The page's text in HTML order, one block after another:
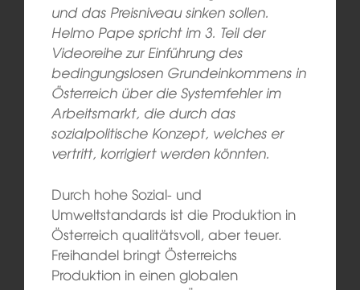
und das Preisniveau sinken sollen.
Helmo Pape spricht im 3. Teil der
Videoreihe zur Einführung des
bedingungslosen Grundeinkommens in
Österreich über die Systemfehler im
Arbeitsmarkt, die durch das
sozialpolitische Konzept, welches er
vertritt, korrigiert werden könnten.
Durch hohe Sozial- und
Umweltstandards ist die Produktion in
Österreich qualitätsvoll, aber teuer.
Freihandel bringt Österreichs
Produktion in einen globalen